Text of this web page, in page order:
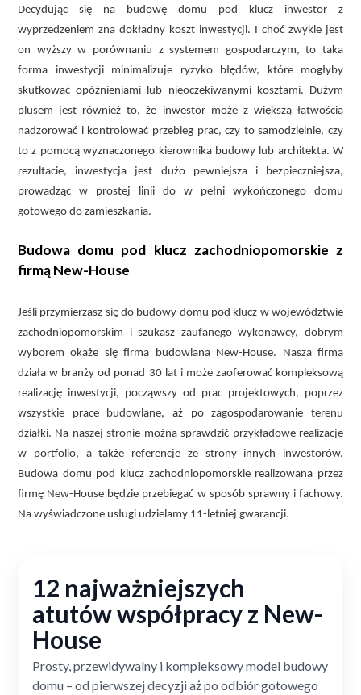
Decydując się na budowę domu pod klucz inwestor z
wyprzedzeniem zna dokładny koszt inwestycji. I choć zwykle jest
on wyższy w porównaniu z systemem gospodarczym, to taka
forma inwestycji minimalizuje ryzyko błędów, które mogłyby
skutkować opóźnieniami lub nieoczekiwanymi kosztami. Dużym
plusem jest również to, że inwestor może z większą łatwością
nadzorować i kontrolować przebieg prac, czy to samodzielnie, czy
to z pomocą wyznaczonego kierownika budowy lub architekta. W
rezultacie, inwestycja jest dużo pewniejsza i bezpieczniejsza,
prowadząc w prostej linii do w pełni wykończonego domu
gotowego do zamieszkania.
Budowa domu pod klucz zachodniopomorskie z
firmą New-House
Jeśli przymierzasz się do budowy domu pod klucz w województwie
zachodniopomorskim i szukasz zaufanego wykonawcy, dobrym
wyborem okaże się firma budowlana New-House. Nasza firma
działa w branży od ponad 30 lat i może zaoferować kompleksową
realizację inwestycji, począwszy od prac projektowych, poprzez
wszystkie prace budowlane, aż po zagospodarowanie terenu
działki. Na naszej stronie można sprawdzić przykładowe realizacje
w portfolio, a także referencje ze strony innych inwestorów.
Budowa domu pod klucz zachodniopomorskie realizowana przez
firmę New-House będzie przebiegać w sposób sprawny i fachowy.
Na wyświadczone usługi udzielamy 11-letniej gwarancji.
12 najważniejszych
atutów współpracy z New-
House
Prosty, przewidywalny i kompleksowy model budowy
domu – od pierwszej decyzji aż po odbiór gotowego